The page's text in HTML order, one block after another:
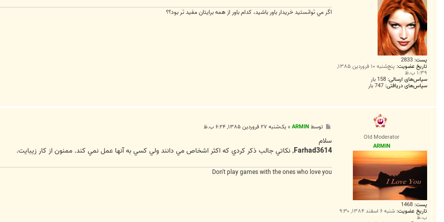
پست: 2833
تاریخ عضویت: پنج‌شنبه ۱۰ فروردین ۱۳۸۵,
۱:۳۹ ب.ظ
سپاس‌های ارسالی: 158 بار
سپاس‌های دریافتی: 747 بار
اگر مي توانستيد خريدار باور باشيد، كدام باور از همه برايتان مفيد تر بود؟؟
Old Moderator
ARMIN
پست: 1468
تاریخ عضویت: شنبه ۶ اسفند ۱۳۸۴, ۹:۳۰
ب.ظ
ت
توسط ARMIN
» یک‌شنبه ۲۷ فروردین ۱۳۸۵, ۶:۲۴ ب.ظ
سلام
Farhad3614, نکاتي جالب ذکر کردي که اکثر اشخاص مي دانند ولي کسي به آنها عمل نمي کند. ممنون از کار زيبايت.
Don't play games with the ones who love you